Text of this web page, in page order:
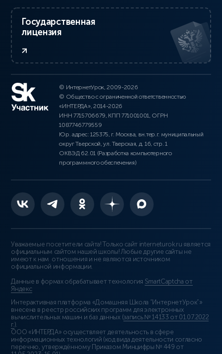
Государственная
лицензия
© ИнтернетУрок, 2009-2026
© Общество с ограниченной ответственностью
«ИНТЕРДА», 2014-2026
ИНН 7715706679, КПП 771001001, ОГРН
1087746779559
Юр. адрес: 125375, г. Москва, вн.тер.г. муниципальный
округ Тверской, ул. Тверская, д. 16, стр. 1
ОКВЭД 62.01 (Разработка компьютерного
программного обеспечения)
Уважаемые посетители сайта! Только сайт interneturok.ru является
официальным сайтом нашей школы! Любые другие сайты не
имеют к нам отношения и не являются источником
официальной информации.
Данные в формах обрабатывает технология SmartCaptcha от
Яндекс
Интерактивная платформа «Домашняя Школа “ИнтернетУрок”»
внесена в реестр российских программ для электронных
вычислительных машин и баз данных (запись № 14133 от 01.07.2022
г. ).
ООО «ИНТЕРДА» осуществляет деятельность в сфере
информационных технологий (код вида деятельности согласно
перечню, утверждённому Приказом Минцифры № 449 от